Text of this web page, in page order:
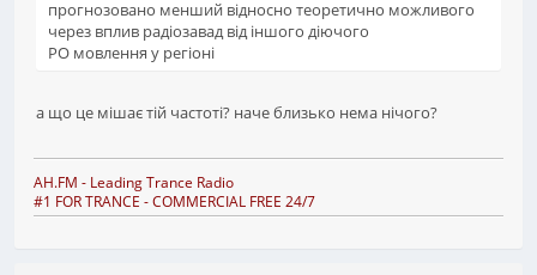
прогнозовано менший відносно теоретично можливого
через вплив радіозавад від іншого діючого
РО мовлення у регіоні
а що це мішає тій частоті? наче близько нема нічого?
AH.FM - Leading Trance Radio
#1 FOR TRANCE - COMMERCIAL FREE 24/7